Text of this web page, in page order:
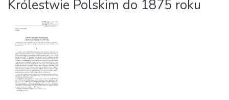
Contact
Królestwie Polskim do 1875 roku